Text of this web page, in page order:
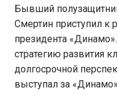
Бывший
Смертин приступил к
президента
стратегию развития
долгосрочной
выступал за